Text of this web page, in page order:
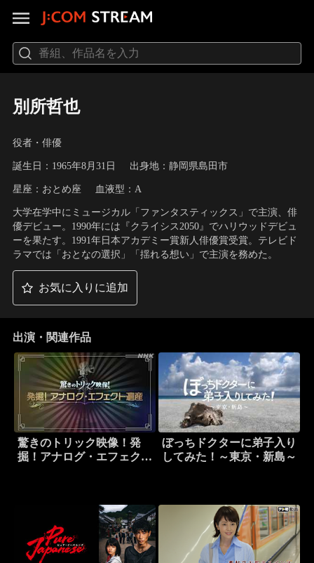
別所哲也
役者・俳優
誕生日：1965年8月31日 出身地：静岡県島田市
星座：おとめ座 血液型：A
大学在学中にミュージカル「ファンタスティックス」で主演、俳
優デビュー。1990年には『クライシス2050』でハリウッドデビュ
ーを果たす。1991年日本アカデミー賞新人俳優賞受賞。テレビド
ラマでは「おとなの選択」「揺れる想い」で主演を務めた。
お気に入りに追加
出演・関連作品
驚きのトリック映像！発
掘！アナログ・エフェクト
ぼっちドクターに弟子入り
してみた！～東京・新島～